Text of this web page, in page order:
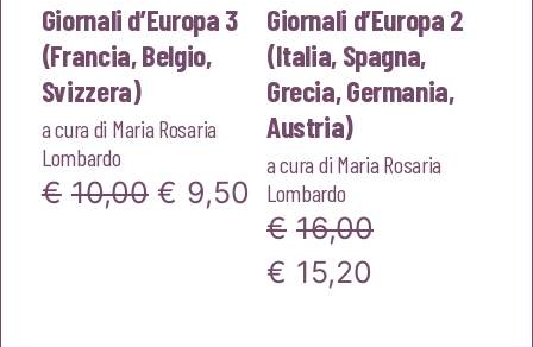
Giornali d’Europa 3
(Francia, Belgio,
Svizzera)
a cura di Maria Rosaria
Lombardo
€ 10,00 Il
originale
€ 9,50
prezzo
attuale
Giornali d’Europa 2
(Italia, Spagna,
Grecia, Germania,
Austria)
a cura di Maria Rosaria
Lombardo
€ 16,00
Il
€ 15,20